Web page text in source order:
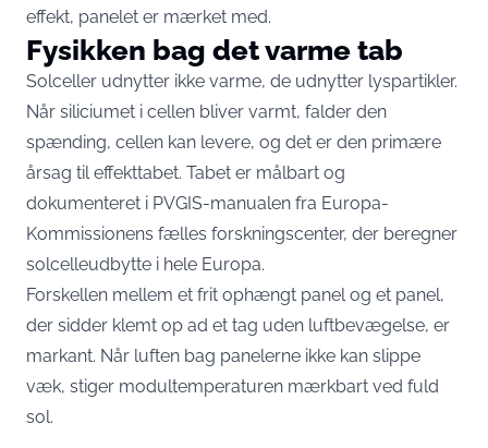
effekt, panelet er mærket med.
Fysikken bag det varme tab
Solceller udnytter ikke varme, de udnytter lyspartikler.
Når siliciumet i cellen bliver varmt, falder den
spænding, cellen kan levere, og det er den primære
årsag til effekttabet. Tabet er målbart og
dokumenteret i PVGIS-manualen fra Europa-
Kommissionens fælles forskningscenter, der beregner
solcelleudbytte i hele Europa.
Forskellen mellem et frit ophængt panel og et panel,
der sidder klemt op ad et tag uden luftbevægelse, er
markant. Når luften bag panelerne ikke kan slippe
væk, stiger modultemperaturen mærkbart ved fuld
sol.